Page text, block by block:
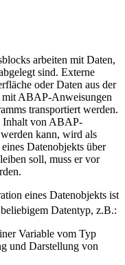
arbeiten mit Daten,
sind. Externe
oder Daten aus der
mit ABAP-Anweisungen
transportiert werden.
Inhalt von ABAP-
kann, wird als
Datenobjekts über
soll, muss er vor
eines Datenobjekts ist
Datentyp, z.B.:
Variable vom Typ
und Darstellung von